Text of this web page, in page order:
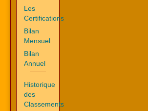
Les
Certifications
Bilan
Mensuel
Bilan
Annuel
Historique
des
Classements